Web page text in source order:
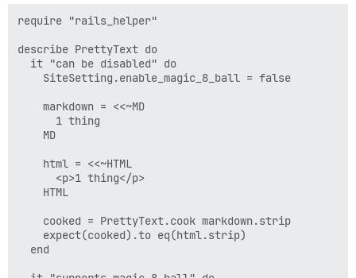
require "rails_helper"
describe PrettyText do
  it "can be disabled" do
    SiteSetting.enable_magic_8_ball = false
    markdown = <<~MD
      1 thing
    MD
    html = <<~HTML
      <p>1 thing</p>
    HTML
    cooked = PrettyText.cook markdown.strip
    expect(cooked).to eq(html.strip)
  end